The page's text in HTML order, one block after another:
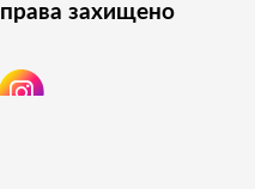
захищено